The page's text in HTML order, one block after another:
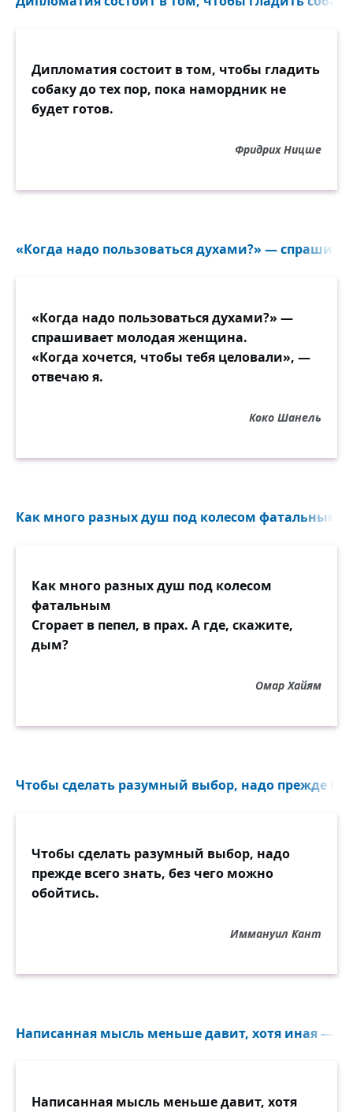
Дипломатия состоит в том, чтобы гладить
собаку до тех пор, пока намордник не
будет готов.
Фридрих Ницше
«Когда надо пользоваться духами?» —
«Когда надо пользоваться духами?» —
спрашивает молодая женщина.
«Когда хочется, чтобы тебя целовали», —
отвечаю я.
Коко Шанель
Как много разных душ под колесом фатальным...
Как много разных душ под колесом
фатальным
Сгорает в пепел, в прах. А где, скажите,
дым?
Омар Хайям
Чтобы сделать разумный выбор, надо прежде
Чтобы сделать разумный выбор, надо
прежде всего знать, без чего можно
обойтись.
Иммануил Кант
Написанная мысль меньше давит, хотя иная —
Написанная мысль меньше давит, хотя